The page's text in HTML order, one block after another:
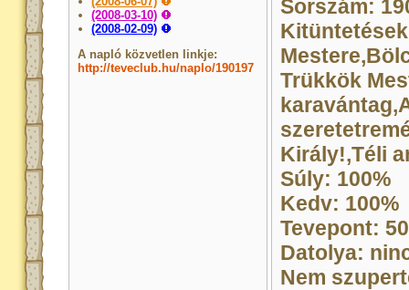
(2008-03-10)
(2008-02-09)
A napló közvetlen linkje:
http://teveclub.hu/naplo/190197
Sorszám:
Trükkök
Király!,Téli
Súly: 100%
Kedv: 100%
Tevepont:
Datolya:
Nem